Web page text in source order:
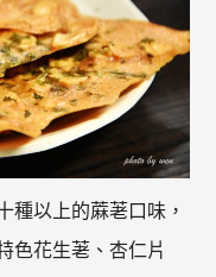
種以上的蔴荖口味，
色花生荖、杏仁片